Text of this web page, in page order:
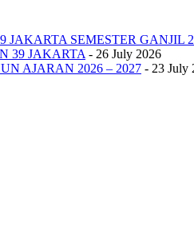
SEMESTER GANJIL
39 JAKARTA - 26 July 2026
AJARAN 2026 – 2027 - 23 July